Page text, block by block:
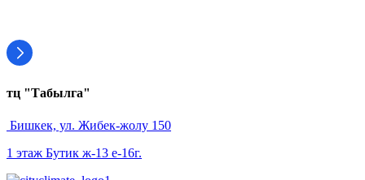
тц "Табылга"
Бишкек, ул. Жибек-жолу 150
1 этаж Бутик ж-13 е-16г.